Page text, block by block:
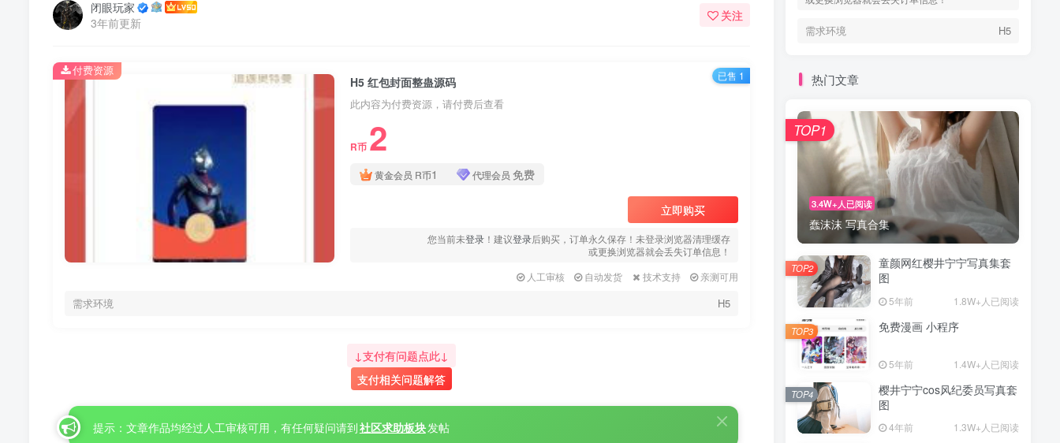
闭眼玩家
3年前更新
关注
H5 红包封面整蛊源码
此内容为付费资源，请付费后查看
R币 2
黄金会员 R币1 代理会员 免费
立即购买
您当前未登录 ！建议登录后购买，订单永久保存！未登录浏览器清理缓存
或更换浏览器就会丢失订单信息！
人工审核
自动发货 技术支持 亲测可用
需求环境 H5
付费资源 已售 1
↓支付有问题点此↓
支付相关问题解答
提示：文章作品均经过人工审核可用，有任何疑问请到社区求助板块发帖
需求环境 H5
热门文章
3.4W+人已阅读
蠢沫沫 写真合集
TOP1
童颜网红樱井宁宁写真集套
图
5年前 1.8W+人已阅读
TOP2
免费漫画 小程序
5年前 1.4W+人已阅读
TOP3
樱井宁宁cos风纪委员写真套
图
4年前 1.3W+人已阅读
TOP4